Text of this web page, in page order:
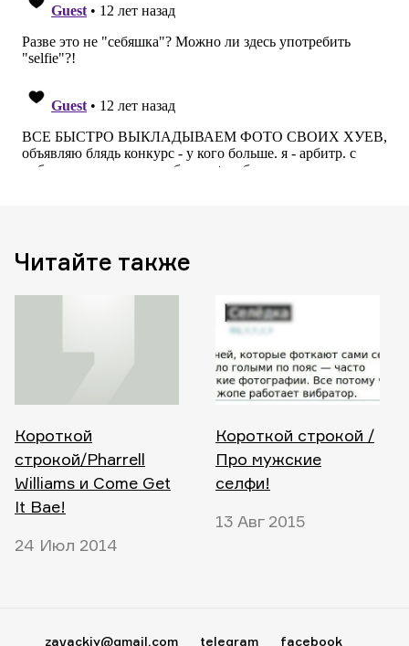
Читайте также
Короткой
строкой/Pharrell
Williams и Come Get
It Bae!
24 Июл 2014
Короткой строкой /
Про мужские
селфи!
13 Авг 2015
zavackiy@gmail.com telegram facebook